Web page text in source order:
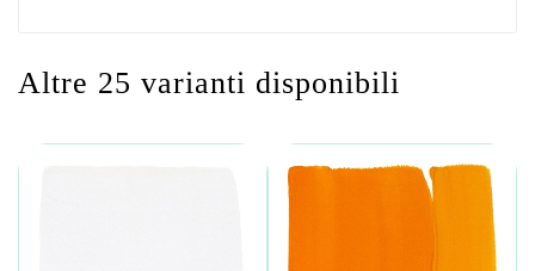
Altre 25 varianti disponibili